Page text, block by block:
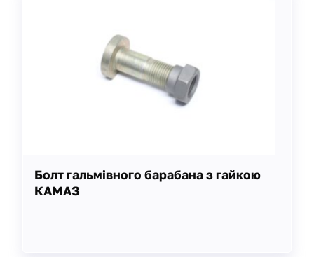
Болт гальмівного барабана з гайкою
КАМАЗ